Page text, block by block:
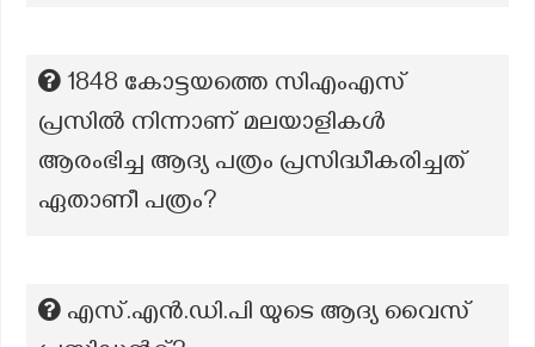
1848 കോട്ടയത്തെ സിഎംഎസ്
പ്രസിൽ നിന്നാണ് മലയാളികൾ
ആരംഭിച്ച ആദ്യ പത്രം പ്രസിദ്ധീകരിച്ചത്
ഏതാണീ പത്രം?
എസ്.എൻ.ഡി.പി യുടെ ആദ്യ വൈസ്